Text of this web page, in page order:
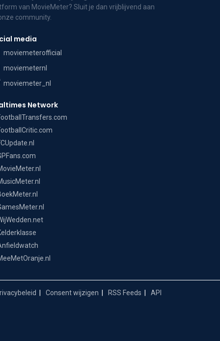
van MovieMeter? Sluit je dan vrijblijvend aan
community.
media
moviemeterofficial
moviemeternl
moviemeter_nl
Network
Consent wijzigen RSS Feeds API